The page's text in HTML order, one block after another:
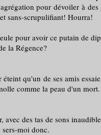
pour dévoiler à
sans-scrupulifiant! Hourra!
pour avoir ce putain de
la Régence?
qu'un de ses amis
comme la peau d'un mort.
des tas de sons
moi donc.